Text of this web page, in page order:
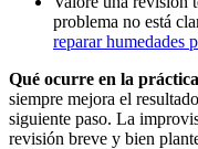
problema no está
reparar humedades
Qué ocurre en la
siempre mejora el
siguiente paso. La
revisión breve y bien